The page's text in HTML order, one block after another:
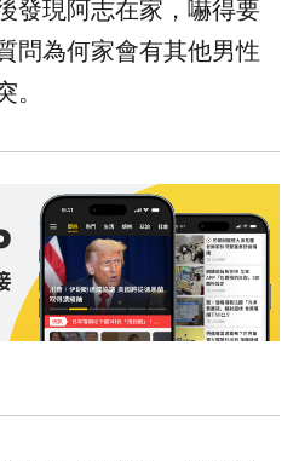
發現阿志在家，嚇得要
問為何家會有其他男性
。